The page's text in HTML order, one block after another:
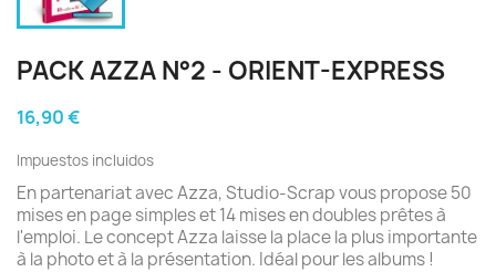
PACK AZZA N°2 - ORIENT-EXPRESS
16,90 €
Impuestos incluidos
En partenariat avec Azza, Studio-Scrap vous propose 50
mises en page simples et 14 mises en doubles prêtes à
l'emploi. Le concept Azza laisse la place la plus importante
à la photo et à la présentation. Idéal pour les albums !